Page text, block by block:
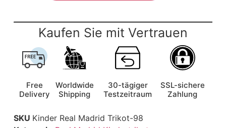
Kaufen Sie mit Vertrauen
Free
Delivery
Worldwide
Shipping
30-tägiger
Testzeitraum
SSL-sichere
Zahlung
SKU Kinder Real Madrid Trikot-98